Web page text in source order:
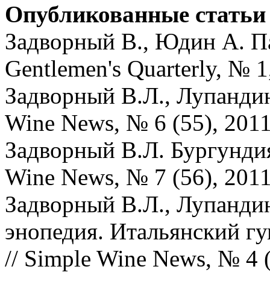
Опубликованные статьи
Задворный В., Юдин А.
Gentlemen's Quarterly, №
Задворный В.Л.,
Wine News, № 6 (55),
Задворный В.Л.
Wine News, № 7 (56),
Задворный В.Л.,
энопедия. Итальянский
// Simple Wine News, № 4